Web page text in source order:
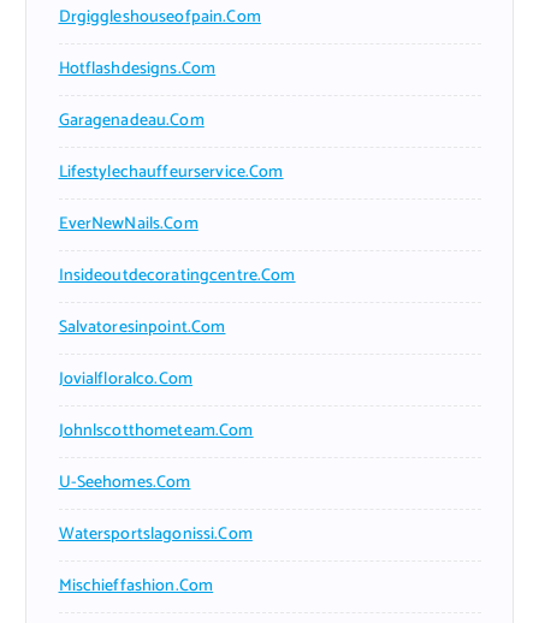
Drgiggleshouseofpain.com
Hotflashdesigns.com
Garagenadeau.com
Lifestylechauffeurservice.com
EverNewNails.com
Insideoutdecoratingcentre.com
Salvatoresinpoint.com
Jovialfloralco.com
Johnlscotthometeam.com
U-Seehomes.com
Watersportslagonissi.com
Mischieffashion.com